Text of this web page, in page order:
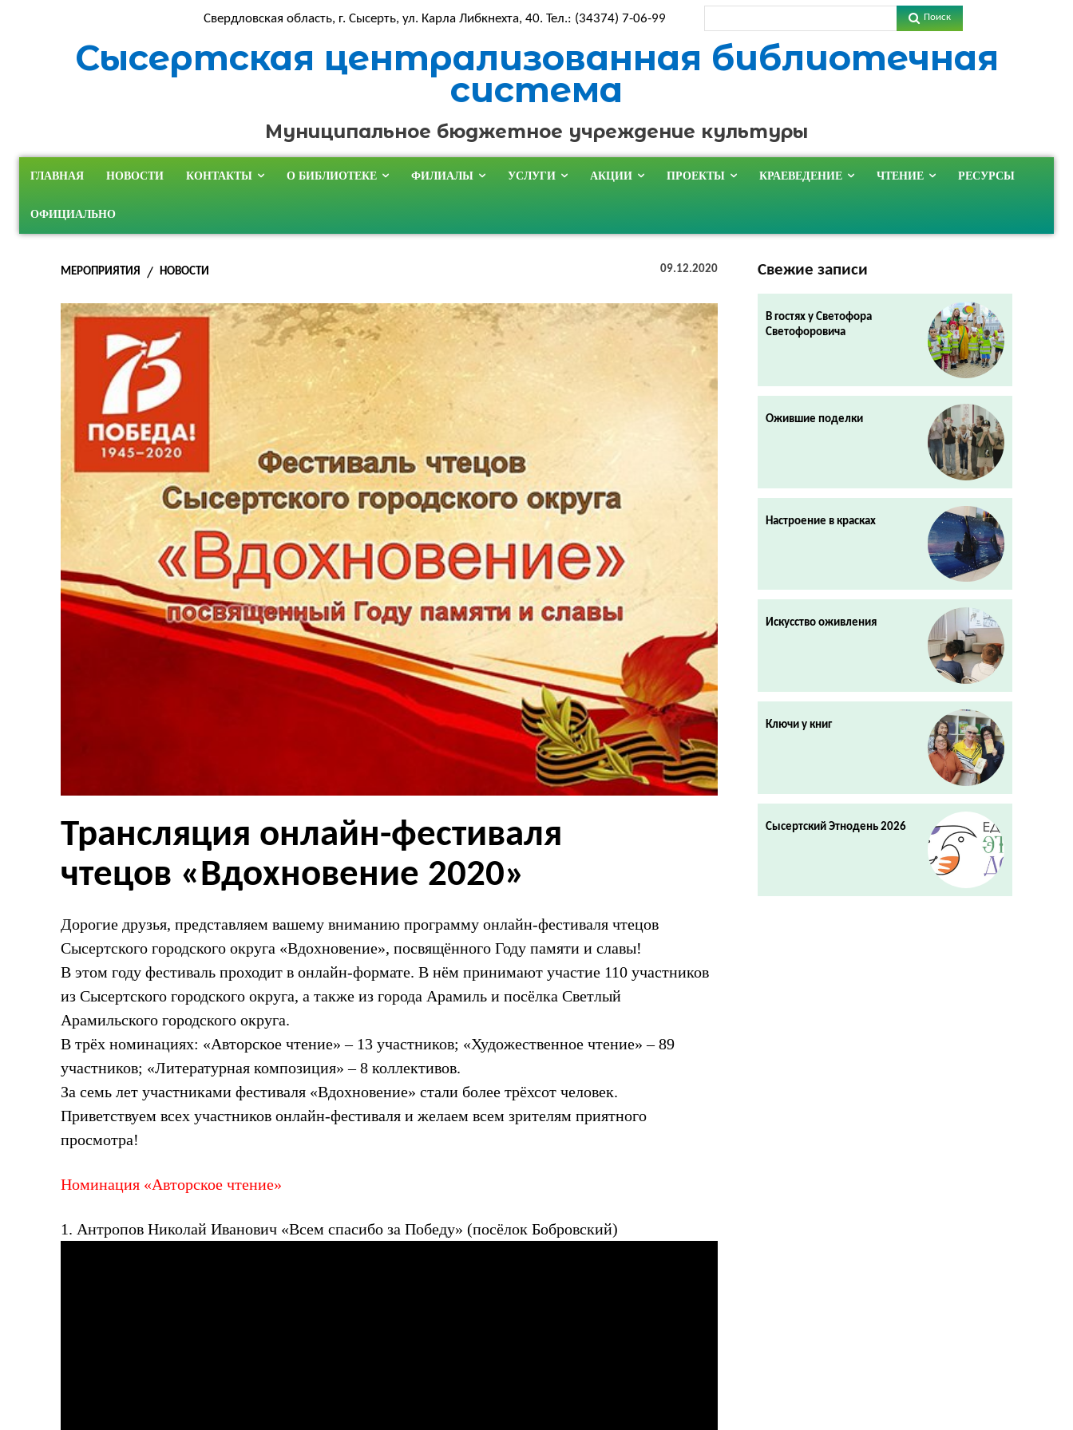
Свердловская область, г. Сысерть, ул. Карла Либкнехта, 40. Тел.: (34374) 7-06-99 Поиск
Сысертская централизованная библиотечная
система
Муниципальное бюджетное учреждение культуры
ГЛАВНАЯ НОВОСТИ КОНТАКТЫ О БИБЛИОТЕКЕ ФИЛИАЛЫ УСЛУГИ АКЦИИ ПРОЕКТЫ КРАЕВЕДЕНИЕ ЧТЕНИЕ РЕСУРСЫ
ОФИЦИАЛЬНО
МЕРОПРИЯТИЯ НОВОСТИ 09.12.2020
Трансляция онлайн-фестиваля
чтецов «Вдохновение 2020»
Дорогие друзья, представляем вашему вниманию программу онлайн-фестиваля чтецов
Сысертского городского округа «Вдохновение», посвящённого Году памяти и славы!
В этом году фестиваль проходит в онлайн-формате. В нём принимают участие 110 участников
из Сысертского городского округа, а также из города Арамиль и посёлка Светлый
Арамильского городского округа.
В трёх номинациях: «Авторское чтение» – 13 участников; «Художественное чтение» – 89
участников; «Литературная композиция» – 8 коллективов.
За семь лет участниками фестиваля «Вдохновение» стали более трёхсот человек.
Приветствуем всех участников онлайн-фестиваля и желаем всем зрителям приятного
просмотра!
Номинация «Авторское чтение»
1. Антропов Николай Иванович «Всем спасибо за Победу» (посёлок Бобровский)
Свежие записи
В гостях у Светофора
Светофоровича
Ожившие поделки
Настроение в красках
Искусство оживления
Ключи у книг
Сысертский Этнодень 2026